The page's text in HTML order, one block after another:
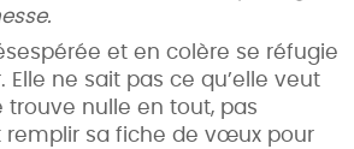
et en colère se réfugie
Elle ne sait pas ce qu’elle veut
trouve nulle en tout, pas
sa fiche de vœux pour